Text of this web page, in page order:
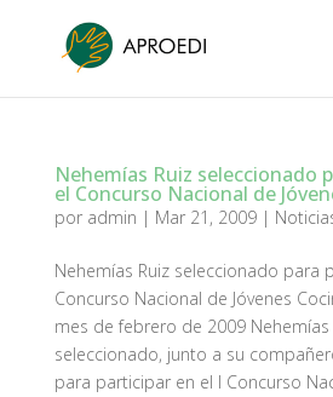
Nehemías Ruiz seleccionado
el Concurso Nacional de
por admin | Mar 21, 2009|
Nehemías Ruiz seleccionado para
Concurso Nacional de Jóvenes
mes de febrero de 2009 Nehemías
seleccionado, junto a su
para participar en el I Concurso